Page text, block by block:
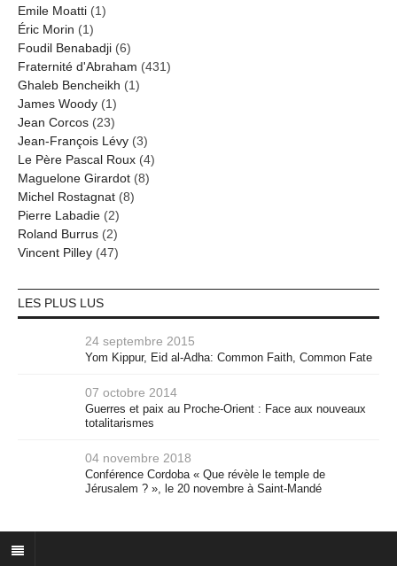
Emile Moatti (1)
Éric Morin (1)
Foudil Benabadji (6)
Fraternité d'Abraham (431)
Ghaleb Bencheikh (1)
James Woody (1)
Jean Corcos (23)
Jean-François Lévy (3)
Le Père Pascal Roux (4)
Maguelone Girardot (8)
Michel Rostagnat (8)
Pierre Labadie (2)
Roland Burrus (2)
Vincent Pilley (47)
LES PLUS LUS
24 septembre 2015
Yom Kippur, Eid al-Adha: Common Faith, Common Fate
07 octobre 2014
Guerres et paix au Proche-Orient : Face aux nouveaux
totalitarismes
04 novembre 2018
Conférence Cordoba « Que révèle le temple de
Jérusalem ? », le 20 novembre à Saint-Mandé